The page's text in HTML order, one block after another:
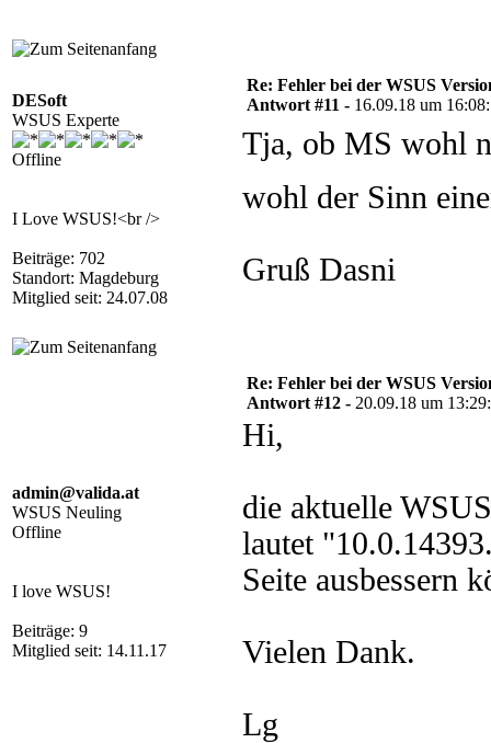
DESoft
WSUS Experte
Offline
I Love WSUS!<br />
Beiträge: 702
Standort: Magdeburg
Mitglied seit: 24.07.08
Re: Fehler bei der WSUS
Antwort #11 - 16.09.18 um
Tja, ob MS wohl
wohl der Sinn
Gruß Dasni
admin@valida.at
WSUS Neuling
Offline
I love WSUS!
Beiträge: 9
Mitglied seit: 14.11.17
Re: Fehler bei der WSUS
Antwort #12 - 20.09.18 um
Hi,
die aktuelle
lautet
Seite ausbessern
Vielen Dank.
Lg